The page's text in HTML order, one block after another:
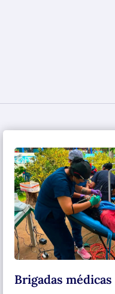
Brigadas